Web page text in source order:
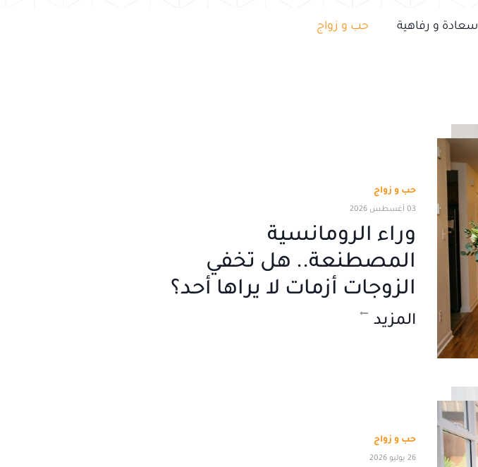
سعادة و رفاهية حب و زواج
حب و زواج
03 أغسطس 2026
وراء الرومانسية
المصطنعة.. هل تخفي
الزوجات أزمات لا يراها أحد؟
المزيد
حب و زواج
26 يوليو 2026